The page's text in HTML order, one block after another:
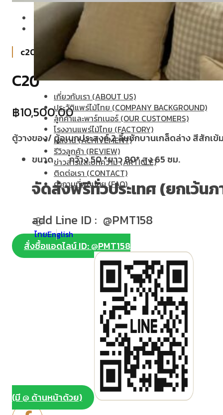
เกี่ยวกับเรา (ABOUT US)
ประวัติแพร่ไม้ไทย (COMPANY BACKGROUND)
ลูกค้าและพาร์ทเนอร์ (OUR CUSTOMERS)
โรงงานแพร่ไม้ไทย (FACTORY)
ผลงาน (ACHIVEMENT)
รีวิวลูกค้า (REVIEW)
ข่าวสารและบทความ (ARTICLE)
ติดต่อเรา (CONTACT)
คำถามที่พบบ่อย (FAQ)
English
ไทย
c20
C20
฿10,500.00
ตู้วางของ/ ตู้อเนกประสงค์ 2 ลิ้นชักบานเกล็ดล่าง สีสักเข้
ขนาด กว้าง 50 *ยาว 80* สูง 65 ซม.
จัดส่งฟรีทั่วประเทศ (ยกเว้นภ
add Line ID : @PMT158
สั่งซื้อแอดไลน์ ID: @PMT158
(มี @ ด้านหน้าด้วย)